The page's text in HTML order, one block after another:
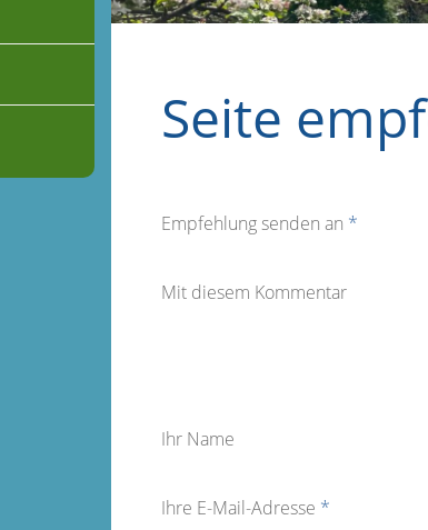
Seite
Empfehlung senden an *
Mit diesem Kommentar
Ihr Name
Ihre E-Mail-Adresse *